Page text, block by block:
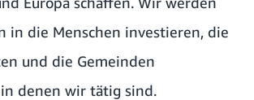
in die Menschen investieren, die
und die Gemeinden
denen wir tätig sind.